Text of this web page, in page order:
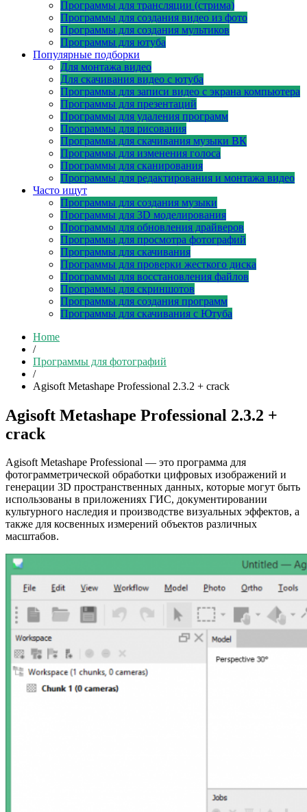
Программы для трансляции (стрима)
Программы для создания видео из фото
Программы для создания мультиков
Программы для ютуба
Популярные подборки
Для монтажа видео
Для скачивания видео с ютуба
Программы для записи видео с экрана компьютера
Программы для презентаций
Программы для удаления программ
Программы для рисования
Программы для скачивания музыки ВК
Программы для изменения голоса
Программы для сканирования
Программы для редактирования и монтажа видео
Часто ищут
Программы для создания музыки
Программы для 3D моделирования
Программы для обновления драйверов
Программы для просмотра фотографий
Программы для скачивания
Программы для проверки жесткого диска
Программы для восстановления файлов
Программы для скриншотов
Программы для создания программ
Программы для скачивания с Ютуба
Home
/
Программы для фотографий
/
Agisoft Metashape Professional 2.3.2 + crack
Agisoft Metashape Professional 2.3.2 +
crack
Agisoft Metashape Professional — это программа для
фотограмметрической обработки цифровых изображений и
генерации 3D пространственных данных, которые могут быть
использованы в приложениях ГИС, документировании
культурного наследия и производстве визуальных эффектов, а
также для косвенных измерений объектов различных
масштабов.